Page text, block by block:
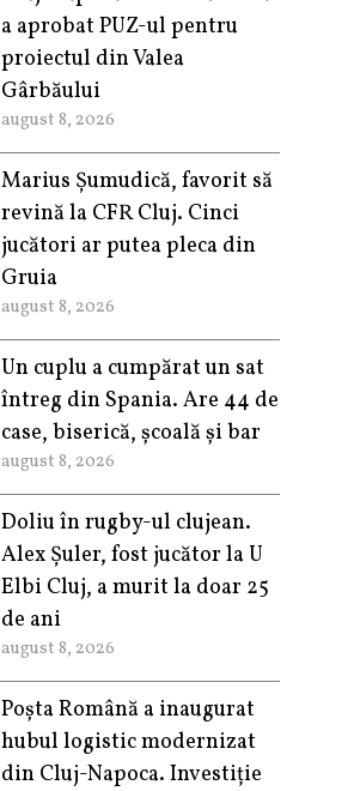
a aprobat PUZ-ul pentru
proiectul din Valea
Gârbăului
august 8, 2026
Marius Șumudică, favorit să
revină la CFR Cluj. Cinci
jucători ar putea pleca din
Gruia
august 8, 2026
Un cuplu a cumpărat un sat
întreg din Spania. Are 44 de
case, biserică, școală și bar
august 8, 2026
Doliu în rugby-ul clujean.
Alex Șuler, fost jucător la U
Elbi Cluj, a murit la doar 25
de ani
august 8, 2026
Poșta Română a inaugurat
hubul logistic modernizat
din Cluj-Napoca. Investiție